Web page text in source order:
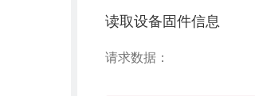
读取设备固件信息
请求数据：